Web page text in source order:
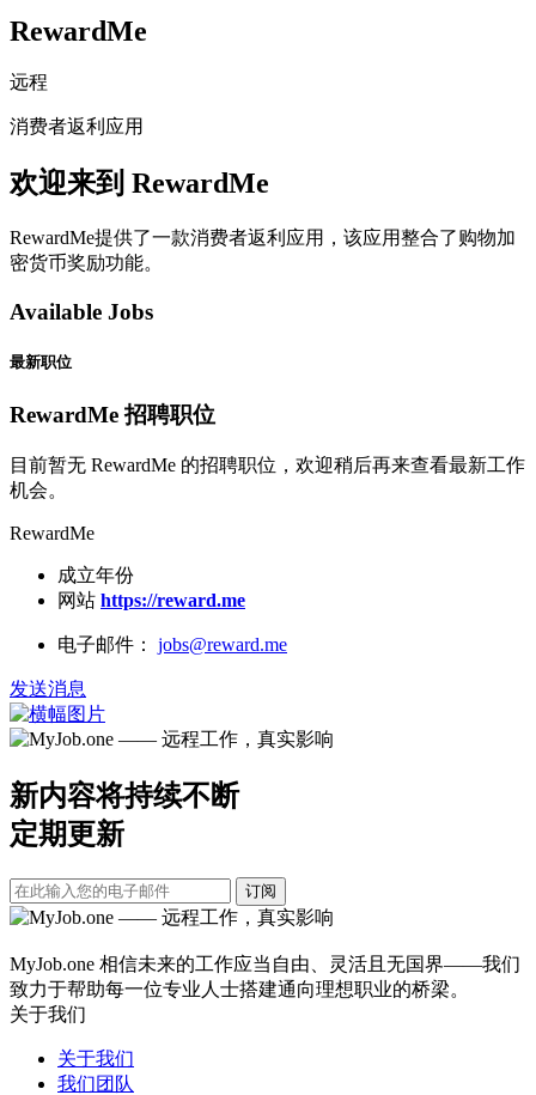
RewardMe
远程
消费者返利应用
欢迎来到 RewardMe
RewardMe提供了一款消费者返利应用，该应用整合了购物加
密货币奖励功能。
Available Jobs
最新职位
RewardMe 招聘职位
目前暂无 RewardMe 的招聘职位，欢迎稍后再来查看最新工作
机会。
RewardMe
成立年份
网站 https://reward.me
电子邮件： jobs@reward.me
发送消息
新内容将持续不断
定期更新
订阅
MyJob.one 相信未来的工作应当自由、灵活且无国界——我们
致力于帮助每一位专业人士搭建通向理想职业的桥梁。
关于我们
关于我们
我们团队